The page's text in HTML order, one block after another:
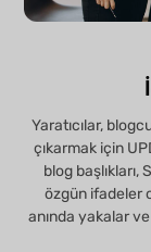
Yaratıcılar,
çıkarmak için
blog
özgün ifadeler
anında yakalar